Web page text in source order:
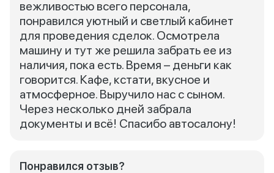
вежливостью всего персонала,
понравился уютный и светлый кабинет
для проведения сделок. Осмотрела
машину и тут же решила забрать ее из
наличия, пока есть. Время – деньги как
говорится. Кафе, кстати, вкусное и
атмосферное. Выручило нас с сыном.
Через несколько дней забрала
документы и всё! Спасибо автосалону!
Понравился отзыв?